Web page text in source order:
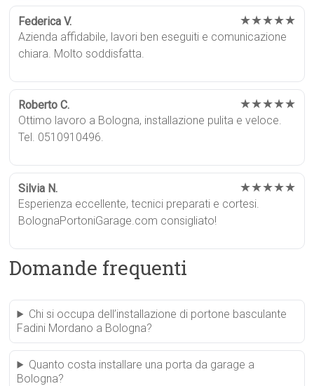
Federica V. ★★★★★
Azienda affidabile, lavori ben eseguiti e comunicazione
chiara. Molto soddisfatta.
Roberto C. ★★★★★
Ottimo lavoro a Bologna, installazione pulita e veloce.
Tel. 0510910496.
Silvia N. ★★★★★
Esperienza eccellente, tecnici preparati e cortesi.
BolognaPortoniGarage.com consigliato!
Domande frequenti
Chi si occupa dell’installazione di portone basculante
Fadini Mordano a Bologna?
Quanto costa installare una porta da garage a
Bologna?